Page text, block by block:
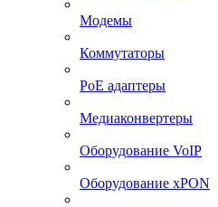
Модемы
Коммутаторы
PoE адаптеры
Медиаконвертеры
Оборудование VoIP
Оборудование xPON